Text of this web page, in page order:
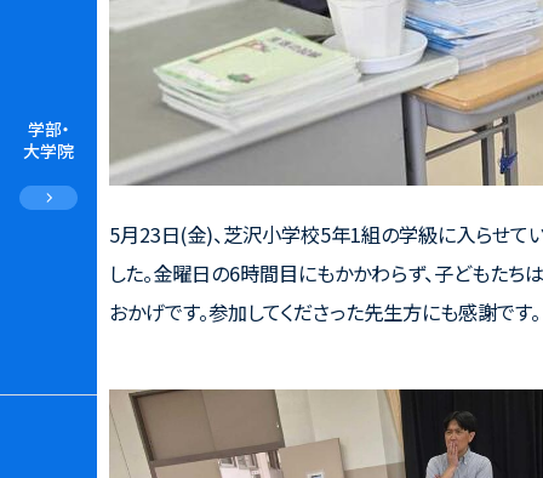
学部・
大学院
5月23日(金)、芝沢小学校5年1組の学級に入らせて
した。金曜日の6時間目にもかかわらず、子どもた
おかげです。参加してくださった先生方にも感謝です。